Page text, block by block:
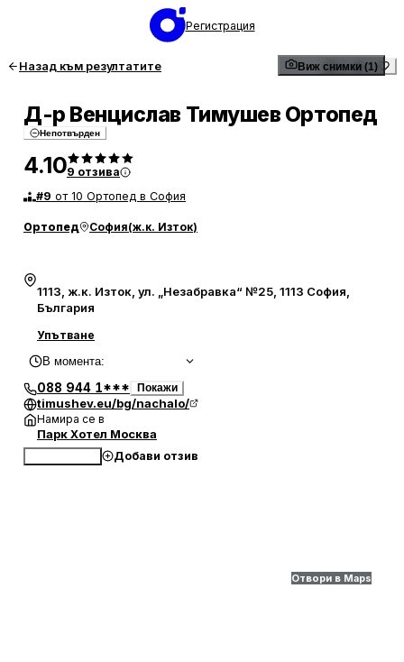
Регистрация
Назад към резултатите Виж снимки (1)
Д-р Венцислав Тимушев Ортопед
Непотвърден
4.109 отзива
#9 от 10 Ортопед в София
Ортопед София(ж.к. Изток)
1113, ж.к. Изток, ул. „Незабравка“ №25, 1113 София,
България
Упътване
В момента:
088 944 1*** Покажи
timushev.eu/bg/nachalo/
Намира се в
Парк Хотел Москва
Добави отзив
Отвори в Maps